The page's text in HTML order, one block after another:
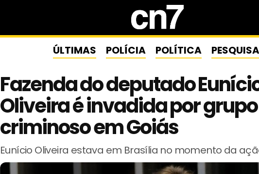
ÚLTIMAS POLÍCIA POLÍTICA
Fazenda do deputado
Oliveira é invadida por grupo
criminoso em Goiás
Eunício Oliveira estava em Brasília no momento da